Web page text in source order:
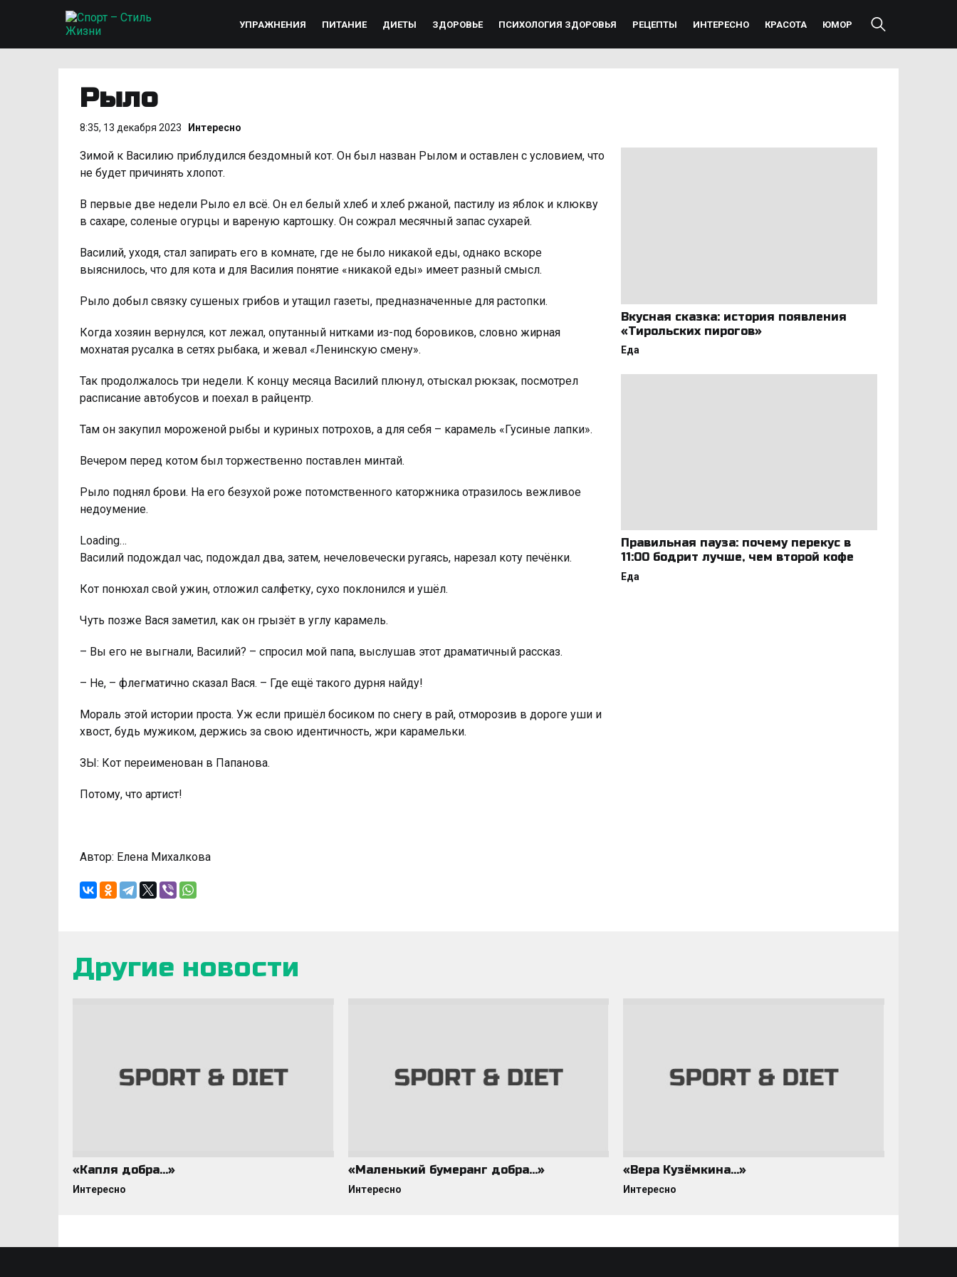
УПРАЖНЕНИЯ ПИТАНИЕ ДИЕТЫ ЗДОРОВЬЕ ПСИХОЛОГИЯ ЗДОРОВЬЯ РЕЦЕПТЫ ИНТЕРЕСНО КРАСОТА ЮМОР
Рыло
8:35, 13 декабря 2023 Интересно
Зимой к Василию приблудился бездомный кот. Он был назван Рылом и оставлен с условием, что
не будет причинять хлопот.
В первые две недели Рыло ел всё. Он ел белый хлеб и хлеб ржаной, пастилу из яблок и клюкву
в сахаре, соленые огурцы и вареную картошку. Он сожрал месячный запас сухарей.
Василий, уходя, стал запирать его в комнате, где не было никакой еды, однако вскоре
выяснилось, что для кота и для Василия понятие «никакой еды» имеет разный смысл.
Рыло добыл связку сушеных грибов и утащил газеты, предназначенные для растопки.
Когда хозяин вернулся, кот лежал, опутанный нитками из-под боровиков, словно жирная
мохнатая русалка в сетях рыбака, и жевал «Ленинскую смену».
Так продолжалось три недели. К концу месяца Василий плюнул, отыскал рюкзак, посмотрел
расписание автобусов и поехал в райцентр.
Там он закупил мороженой рыбы и куриных потрохов, а для себя – карамель «Гусиные лапки».
Вечером перед котом был торжественно поставлен минтай.
Рыло поднял брови. На его безухой роже потомственного каторжника отразилось вежливое
недоумение.
Loading…
Василий подождал час, подождал два, затем, нечеловечески ругаясь, нарезал коту печёнки.
Кот понюхал свой ужин, отложил салфетку, сухо поклонился и ушёл.
Чуть позже Вася заметил, как он грызёт в углу карамель.
– Вы его не выгнали, Василий? – спросил мой папа, выслушав этот драматичный рассказ.
– Не, – флегматично сказал Вася. – Где ещё такого дурня найду!
Мораль этой истории проста. Уж если пришёл босиком по снегу в рай, отморозив в дороге уши и
хвост, будь мужиком, держись за свою идентичность, жри карамельки.
ЗЫ: Кот переименован в Папанова.
Потому, что артист!
Автор: Елена Михалкова
Вкусная сказка: история появления
«Тирольских пирогов»
Еда
Правильная пауза: почему перекус в
11:00 бодрит лучше, чем второй кофе
Еда
Другие новости
«Капля добра…»
Интересно
«Маленький бумеранг добра…»
Интересно
«Вера Кузёмкина…»
Интересно